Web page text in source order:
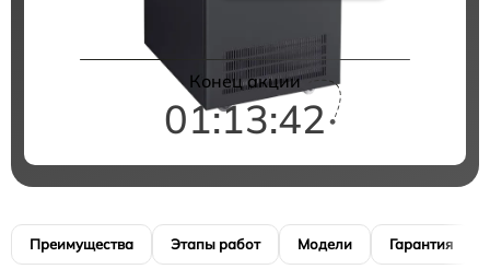
Конец акции
01:13:41
Преимущества Этапы работ Модели Гарантия